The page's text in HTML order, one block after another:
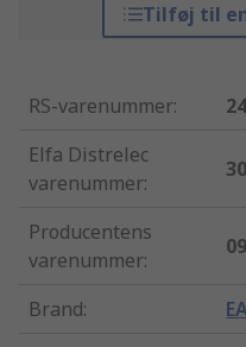
Tilføj til
RS-varenummer:
Elfa Distrelec
varenummer:
Producentens
varenummer:
Brand: